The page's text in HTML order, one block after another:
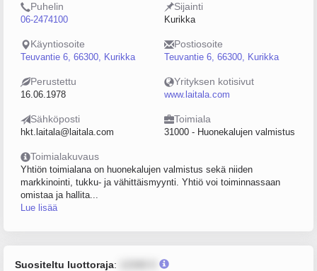
Puhelin
06-2474100
Sijainti
Kurikka
Käyntiosoite
Teuvantie 6, 66300, Kurikka
Postiosoite
Teuvantie 6, 66300, Kurikka
Perustettu
16.06.1978
Yrityksen kotisivut
www.laitala.com
Sähköposti
hkt.laitala@laitala.com
Toimiala
31000 - Huonekalujen valmistus
Toimialakuvaus
Yhtiön toimialana on huonekalujen valmistus sekä niiden
markkinointi, tukku- ja vähittäismyynti. Yhtiö voi toiminnassaan
omistaa ja hallita...
Lue lisää
Suositeltu luottoraja: